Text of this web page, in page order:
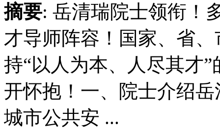
摘要: 岳清瑞院士领衔！
才导师阵容！国家、省
持“以人为本、人尽其才
开怀抱！一、院士介绍
城市公共安 ...